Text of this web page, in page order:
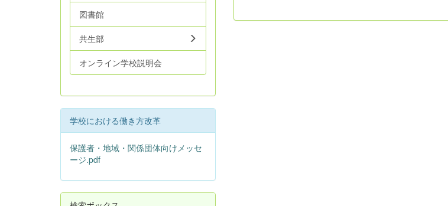
図書館
共生部
オンライン学校説明会
学校における働き方改革
保護者・地域・関係団体向けメッセ
ージ.pdf